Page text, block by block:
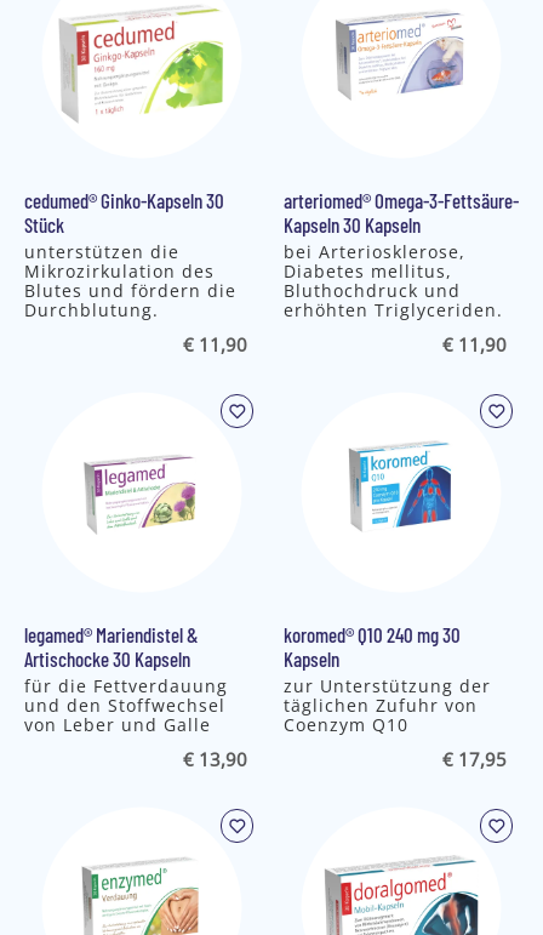
cedumed® Ginko-Kapseln 30
Stück
unterstützen die
Mikrozirkulation des
Blutes und fördern die
Durchblutung.
€ 11,90
arteriomed® Omega-3-Fettsäure-
Kapseln 30 Kapseln
bei Arteriosklerose,
Diabetes mellitus,
Bluthochdruck und
erhöhten Triglyceriden.
€ 11,90
legamed® Mariendistel &
Artischocke 30 Kapseln
für die Fettverdauung
und den Stoffwechsel
von Leber und Galle
€ 13,90
koromed® Q10 240 mg 30
Kapseln
zur Unterstützung der
täglichen Zufuhr von
Coenzym Q10
€ 17,95